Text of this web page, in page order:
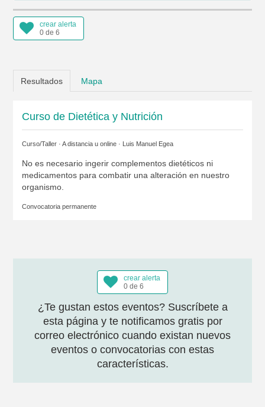
crear alerta
0 de 6
Resultados Mapa
Curso de Dietética y Nutrición
Curso/Taller · A distancia u online · Luis Manuel Egea
No es necesario ingerir complementos dietéticos ni
medicamentos para combatir una alteración en nuestro
organismo.
Convocatoria permanente
crear alerta
0 de 6
¿Te gustan estos eventos? Suscríbete a
esta página y te notificamos gratis por
correo electrónico cuando existan nuevos
eventos o convocatorias con estas
características.